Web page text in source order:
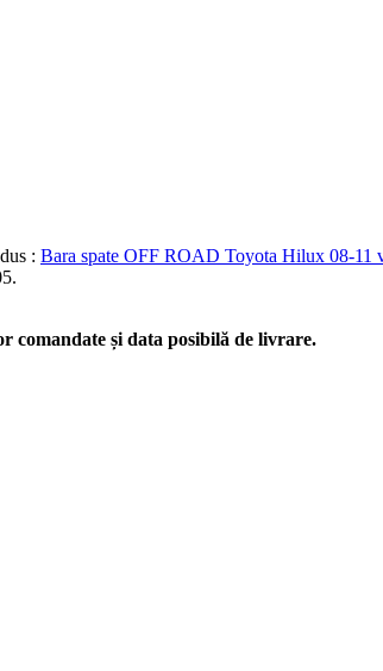
: Bara spate OFF ROAD Toyota Hilux 08-11
comandate și data posibilă de livrare.